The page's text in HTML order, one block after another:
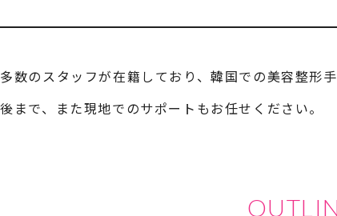
数のスタッフが在籍しており、韓国での美容整形
まで、また現地でのサポートもお任せください。